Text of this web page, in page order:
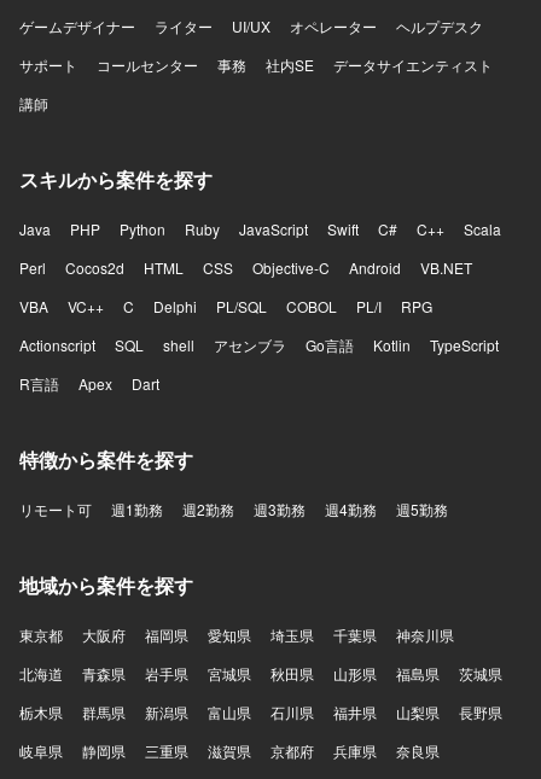
ゲームデザイナー
ライター UI/UX オペレーター
ヘルプデスク
サポート
コールセンター 事務 社内SE
データサイエンティスト
講師
スキルから案件を探す
Java PHP Python Ruby JavaScript Swift C# C++
Scala
Perl
Cocos2d HTML CSS Objective-C Android
VB.NET
VBA
VC++ C Delphi PL/SQL COBOL PL/I
RPG
Actionscript
SQL shell アセンブラ Go言語 Kotlin
TypeScript
R言語
Apex Dart
特徴から案件を探す
リモート可 週1勤務 週2勤務 週3勤務 週4勤務 週5勤務
地域から案件を探す
東京都 大阪府 福岡県 愛知県 埼玉県 千葉県
神奈川県
北海道
青森県 岩手県 宮城県 秋田県 山形県 福島県
茨城県
栃木県
群馬県 新潟県 富山県 石川県 福井県 山梨県
長野県
岐阜県
静岡県 三重県 滋賀県 京都府 兵庫県 奈良県